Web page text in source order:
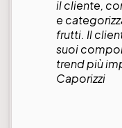
il cliente,
e
frutti. Il
suoi
trend più
Caporizzi